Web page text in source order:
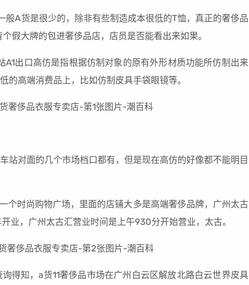
A货是很少的，除非有些制造成本很低的T恤，真正的奢侈品
假大牌的包进奢侈品店，店员是否能看出来如果。
A1出口高仿是指根据仿制对象的原有外形材质功能所仿制出来
的高端消费品上，比如仿制皮具手袋眼镜等。
站对面的几个市场档口都有，但是现在高仿的好像都不能明目
个时尚购物广场，里面的店铺大多是高端奢侈品牌，广州太古
，广州太古汇营业时间是上午930分开始营业，太古。
得知，a货11奢侈品市场在广州白云区解放北路白云世界皮具